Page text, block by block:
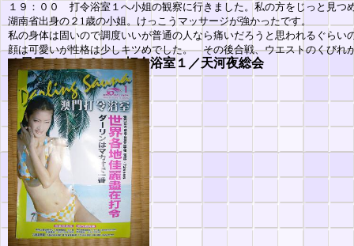
４日目（３/２０） 打令浴室１／天河夜総会
１９：００ 打令浴室１へ小姐の観察に行きました。私の方をじっと見つ
湖南省出身の２1歳の小姐。けっこうマッサージが強かったです。
私の身体は固いので調度いいが普通の人なら痛いだろうと思われるぐらい
顔は可愛いが性格は少しキツめでした。 その後合戦、ウエストのくびれ